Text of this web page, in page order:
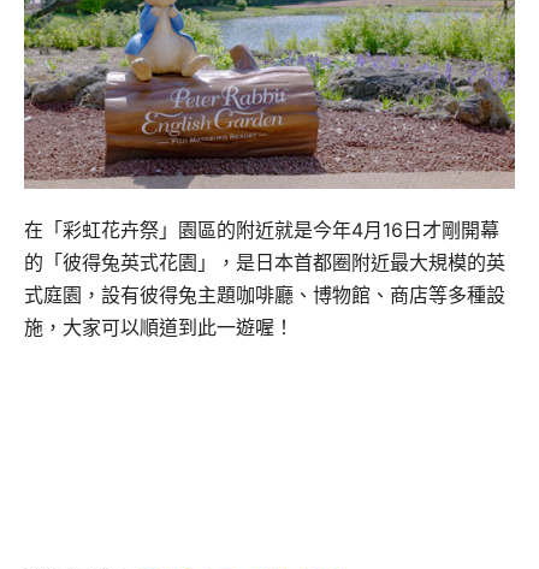
在「彩虹花卉祭」園區的附近就是今年4月16日才剛開幕
的「彼得兔英式花園」，是日本首都圈附近最大規模的英
式庭園， 設有彼得兔主題咖啡廳、博物館、商店等多種設
施， 大家可以順道到此一遊喔！